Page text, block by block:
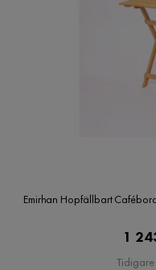
Emirhan Hopfällbart
1